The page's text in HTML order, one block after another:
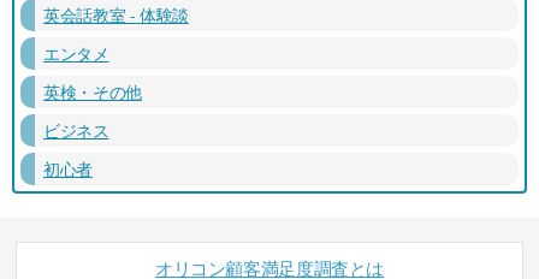
英会話教室 - 体験談
エンタメ
英検・その他
ビジネス
初心者
オリコン顧客満足度調査とは